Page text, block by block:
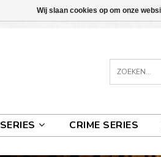
SERIES CRIME SERIES
Wij slaan cookies op om onze